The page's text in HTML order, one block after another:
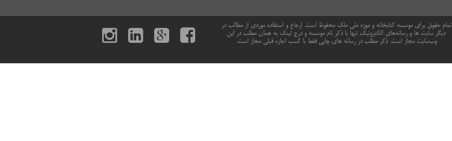
تمام حقوق برای موسسه کتابخانه و موزه ملی ملک محفوظ است. ارجاع و استفاده موردی از مطالب در
دیگر سایت ها و رسانه‌های الکترونیک تنها با ذکر نام موسسه و درج لینک به همان مطلب در این
وب‌سایت مجاز است. ذکر مطلب در رسانه های چاپی فقط با کسب اجازه قبلی مجاز است.